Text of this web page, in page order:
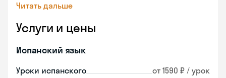
Читать дальше
Услуги и цены
Испанский язык
Уроки испанского от 1590 ₽ / урок